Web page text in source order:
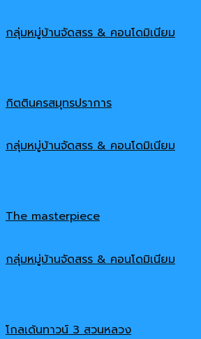
กลุ่มหมู่บ้านจัดสรร & คอนโดมิเนียม
กิตตินครสมุทรปราการ
กลุ่มหมู่บ้านจัดสรร & คอนโดมิเนียม
The masterpiece
กลุ่มหมู่บ้านจัดสรร & คอนโดมิเนียม
โกลเด้นทาวน์ 3 สวนหลวง